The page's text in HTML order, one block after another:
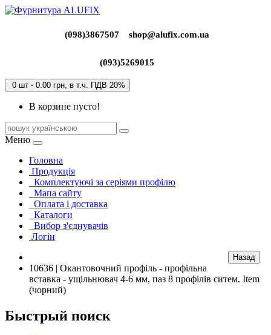
(098)3867507 shop@alufix.com.ua
(093)5269015
0 шт - 0.00 грн, в т.ч. ПДВ 20%
В корзине пусто!
Меню
Головна
Продукція
Комплектуючі за серіями профілю
Мапа сайту
Оплата і доставка
Каталоги
Вибор з'єднувачів
Логін
10636 | Окантовочний профіль - профільна
вставка - ущільнювач 4-6 мм, паз 8 профілів ситем. Item
(чорний)
Быстрый поиск